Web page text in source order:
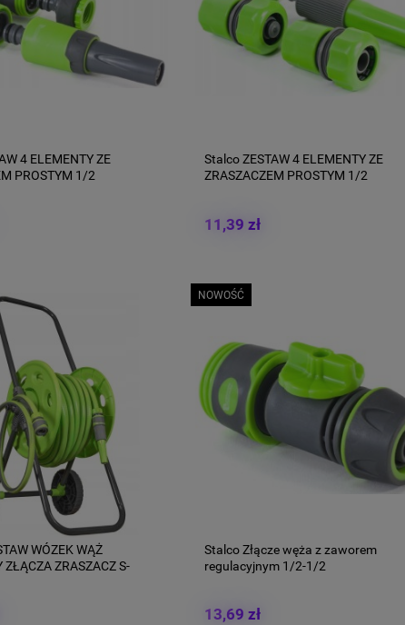
4 ELEMENTY ZE
PROSTYM 1/2
Stalco ZESTAW 4 ELEMENTY ZE
ZRASZACZEM PROSTYM 1/2
11,39 zł
WÓZEK WĄŻ
ZŁĄCZA ZRASZACZ S-
Stalco Złącze węża z zaworem
regulacyjnym 1/2-1/2
13,69 zł
NOWOŚĆ